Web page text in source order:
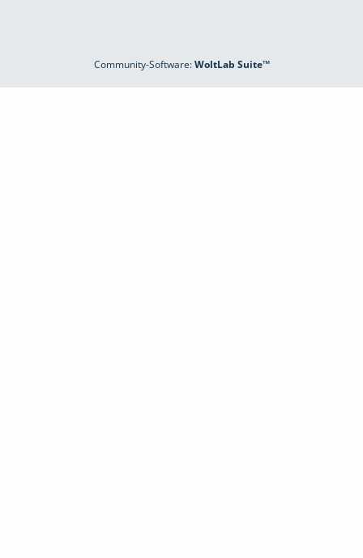
Community-Software:WoltLab Suite™